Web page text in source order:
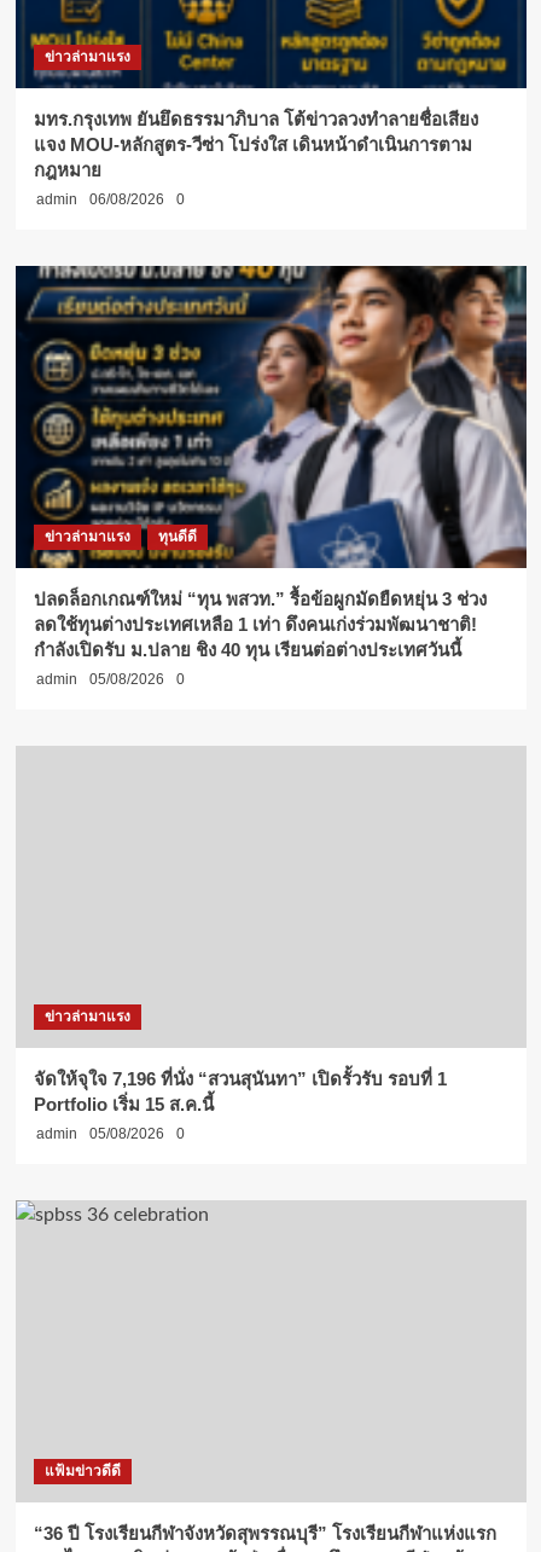
ข่าวล่ามาแรง
มทร.กรุงเทพ ยันยึดธรรมาภิบาล โต้ข่าวลวงทำลายชื่อเสียง
แจง MOU-หลักสูตร-วีซ่า โปร่งใส เดินหน้าดำเนินการตาม
กฎหมาย
admin 06/08/2026 0
ข่าวล่ามาแรง ทุนดีดี
ปลดล็อกเกณฑ์ใหม่ “ทุน พสวท.” รื้อข้อผูกมัดยืดหยุ่น 3 ช่วง
ลดใช้ทุนต่างประเทศเหลือ 1 เท่า ดึงคนเก่งร่วมพัฒนาชาติ!
กำลังเปิดรับ ม.ปลาย ชิง 40 ทุน เรียนต่อต่างประเทศวันนี้
admin 05/08/2026 0
ข่าวล่ามาแรง
จัดให้จุใจ 7,196 ที่นั่ง “สวนสุนันทา” เปิดรั้วรับ รอบที่ 1
Portfolio เริ่ม 15 ส.ค.นี้
admin 05/08/2026 0
แฟ้มข่าวดีดี
“36 ปี โรงเรียนกีฬาจังหวัดสุพรรณบุรี” โรงเรียนกีฬาแห่งแรก